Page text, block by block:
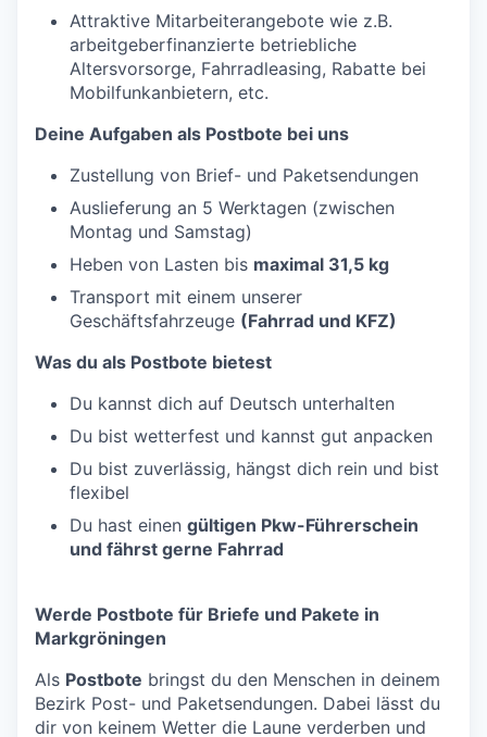
Attraktive Mitarbeiterangebote wie z.B.
arbeitgeberfinanzierte betriebliche
Altersvorsorge, Fahrradleasing, Rabatte bei
Mobilfunkanbietern, etc.
Deine Aufgaben als Postbote bei uns
Zustellung von Brief- und Paketsendungen
Auslieferung an 5 Werktagen (zwischen
Montag und Samstag)
Heben von Lasten bis maximal 31,5 kg
Transport mit einem unserer
Geschäftsfahrzeuge (Fahrrad und KFZ)
Was du als Postbote bietest
Du kannst dich auf Deutsch unterhalten
Du bist wetterfest und kannst gut anpacken
Du bist zuverlässig, hängst dich rein und bist
flexibel
Du hast einen gültigen Pkw-Führerschein
und fährst gerne Fahrrad
Werde Postbote für Briefe und Pakete in
Markgröningen
Als Postbote bringst du den Menschen in deinem
Bezirk Post- und Paketsendungen. Dabei lässt du
dir von keinem Wetter die Laune verderben und